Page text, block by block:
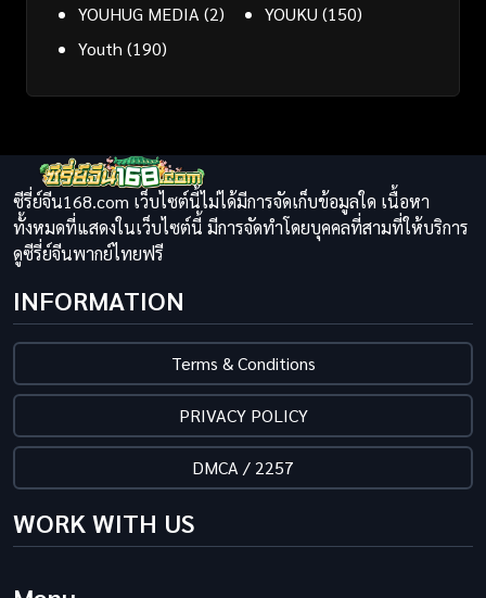
YOUHUG MEDIA(2) YOUKU (150)
Youth (190)
ซีรี่ย์จีน168.com เว็บไซต์นี้ไม่ได้มีการจัดเก็บข้อมูลใด เนื้อหา
ทั้งหมดที่แสดงในเว็บไซต์นี้ มีการจัดทำโดยบุคคลที่สามที่ให้บริการ
ดูซีรี่ย์จีนพากย์ไทยฟรี
INFORMATION
Terms & Conditions
PRIVACY POLICY
DMCA / 2257
WORK WITH US